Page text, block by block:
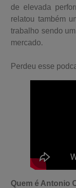
de elevada
relatou também
trabalho sendo
mercado.
Perdeu esse
Quem é Antonio